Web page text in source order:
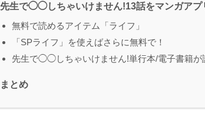
先生で◯◯しちゃいけません!13話をマンガアプ
無料で読めるアイテム「ライフ」
「SPライフ」を使えばさらに無料で！
先生で◯◯しちゃいけません!単行本/電子書籍が
まとめ